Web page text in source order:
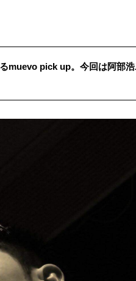
性シンガーグループ #R&B/ソウル
muevo pick up。今回は阿部